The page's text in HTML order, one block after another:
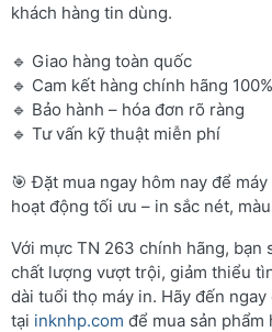
khách hàng tin dùng.
🔹 Giao hàng toàn quốc
🔹 Cam kết hàng chính hãng 100%
🔹 Bảo hành – hóa đơn rõ ràng
🔹 Tư vấn kỹ thuật miễn phí
🎯 Đặt mua ngay hôm nay để
hoạt động tối ưu – in sắc nét,
Với mực TN 263 chính hãng, bạn
chất lượng vượt trội, giảm thiểu
dài tuổi thọ máy in. Hãy đến
tại inknhp.com để mua sản